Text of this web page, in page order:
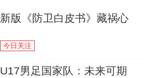
新版《防卫白皮书》藏祸心
今日关注
U17男足国家队：未来可期